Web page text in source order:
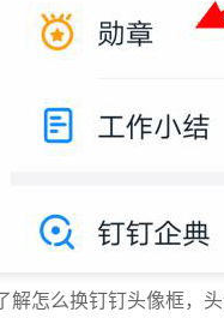
解怎么换钉钉头像框，